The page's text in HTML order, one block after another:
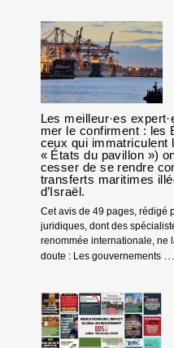
GARDE
CONTRE
UN
GÉNOCIDE
DEVENU
MOINS
VISIBLE
ALORS
QUE
TRUMP
ANNONCE
LA
PHASE
DU
«
CESSEZ-
FEU
»
Les meilleur·es
mer le confirment : les
ceux qui immatriculent
« États du pavillon »)
cesser de se rendre
transferts maritimes
d’Israël.
Cet avis de 49 pages, rédigé
juridiques, dont des
renommée internationale, ne
doute : Les gouvernements